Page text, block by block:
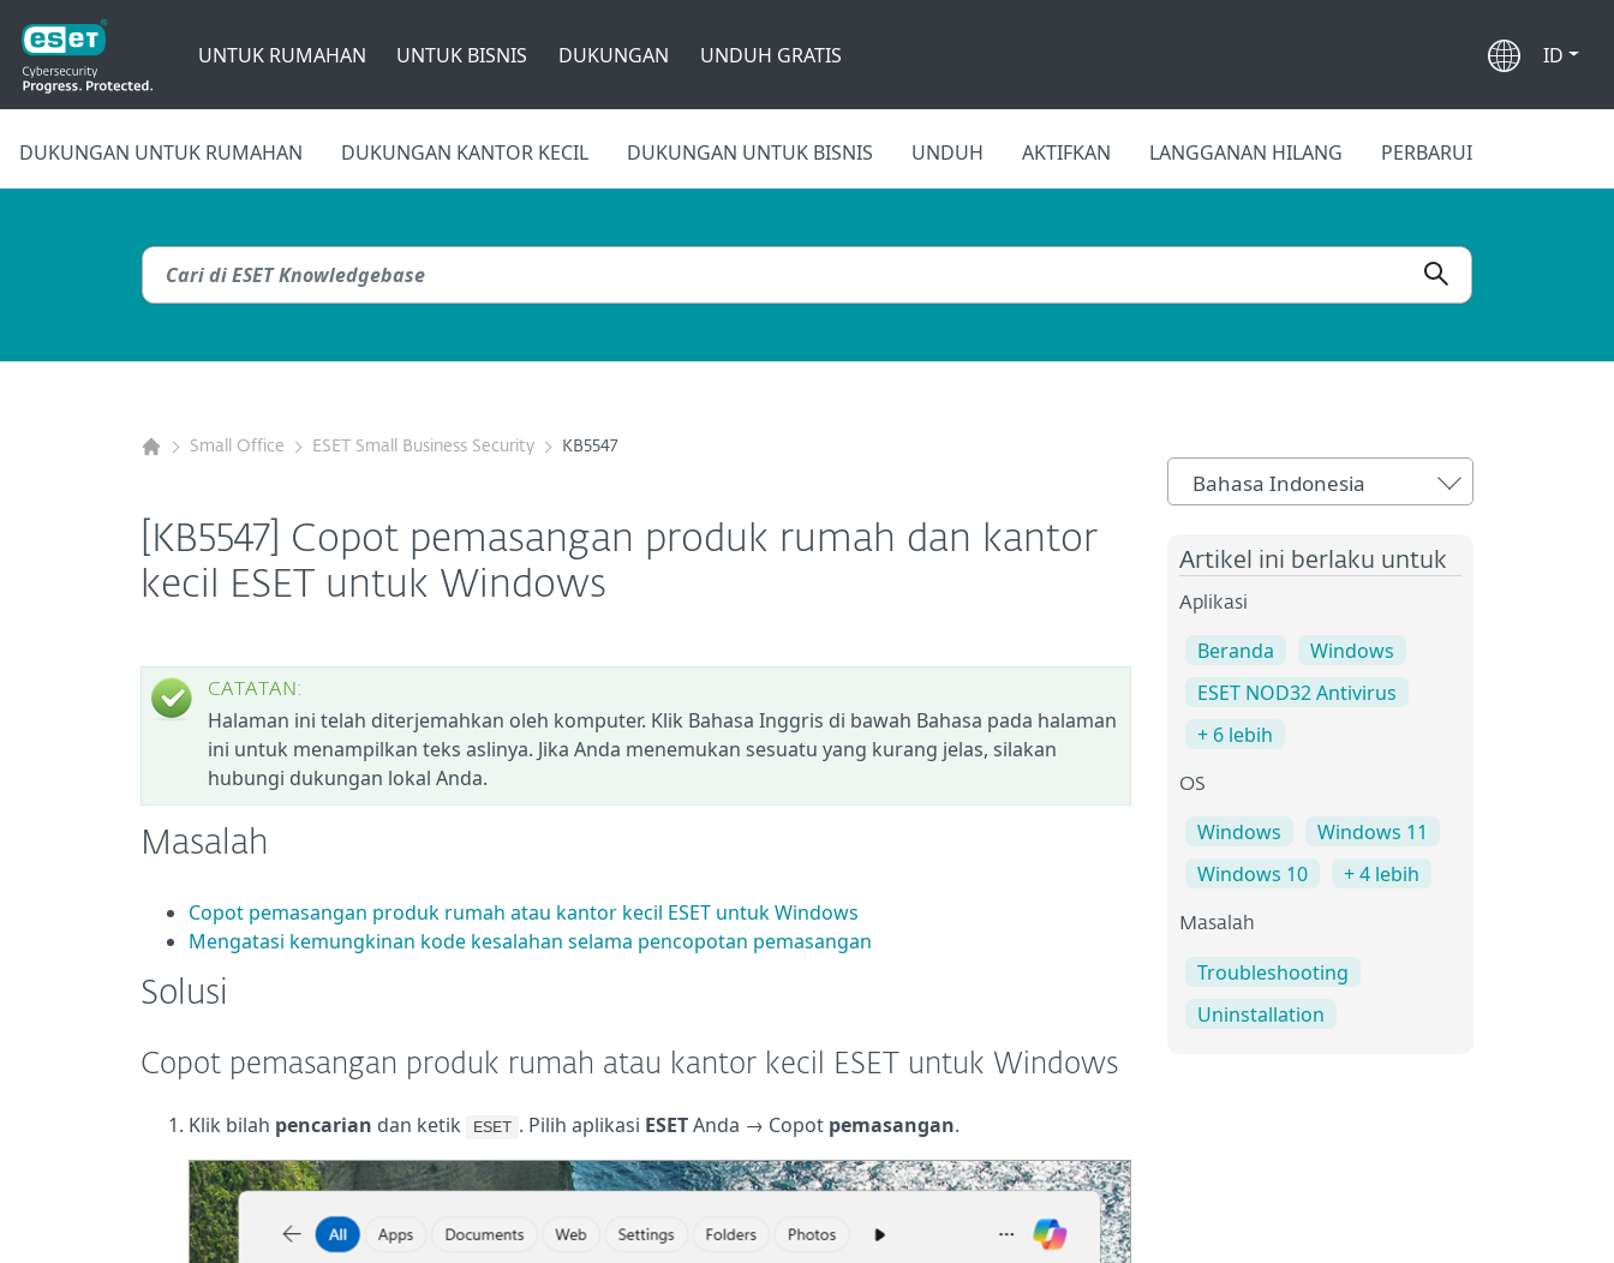
UNTUK RUMAHAN UNTUK BISNIS DUKUNGAN UNDUH GRATIS ID
DUKUNGAN UNTUK RUMAHAN DUKUNGAN KANTOR KECIL DUKUNGAN UNTUK BISNIS UNDUH AKTIFKAN LANGGANAN HILANG PERBARUI
Small Office ESET Small Business Security KB5547
[KB5547] Copot pemasangan produk rumah dan kantor
kecil ESET untuk Windows
CATATAN:
Halaman ini telah diterjemahkan oleh komputer. Klik Bahasa Inggris di bawah Bahasa pada halaman
ini untuk menampilkan teks aslinya. Jika Anda menemukan sesuatu yang kurang jelas, silakan
hubungi dukungan lokal Anda.
Masalah
Copot pemasangan produk rumah atau kantor kecil ESET untuk Windows
Mengatasi kemungkinan kode kesalahan selama pencopotan pemasangan
Solusi
Copot pemasangan produk rumah atau kantor kecil ESET untuk Windows
Klik bilah pencarian dan ketik ESET . Pilih aplikasi ESETAnda → Copot pemasangan.
Bahasa Indonesia
Artikel ini berlaku untuk
Aplikasi
Beranda
Windows
ESET NOD32 Antivirus
+ 6 lebih
OS
Windows
Windows 11
Windows 10
+ 4 lebih
Masalah
Troubleshooting
Uninstallation